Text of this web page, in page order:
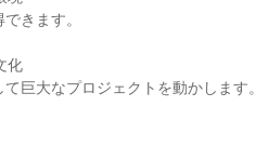
きます。
化
巨大なプロジェクトを動かします。